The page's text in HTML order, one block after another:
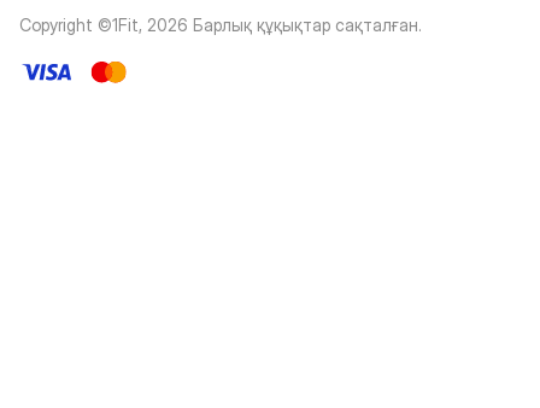
Copyright ©1Fit, 2026 Барлық құқықтар сақталған.